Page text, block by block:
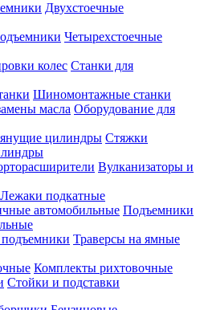
Двухстоечные
Четырехстоечные
Станки для
Шиномонтажные станки
Оборудование для
Стяжки
Вулканизаторы и
Лежаки подкатные
Подъемники
Траверсы на ямные
Комплекты рихтовочные
Стойки и подставки